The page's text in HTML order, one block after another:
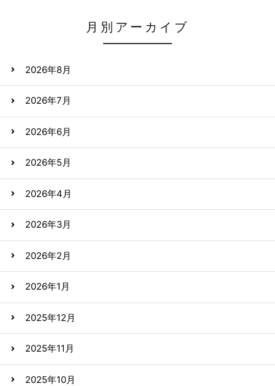
月別アーカイブ
2026年8月
2026年7月
2026年6月
2026年5月
2026年4月
2026年3月
2026年2月
2026年1月
2025年12月
2025年11月
2025年10月